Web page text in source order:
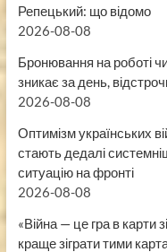
Репецький: що відомо
2026-08-08
Бронювання на роботі
зникає за день,
2026-08-08
Оптимізм українських
стають дедалі
ситуацію на фронті
2026-08-08
«Війна — це гра в карти
краще зіграти тими